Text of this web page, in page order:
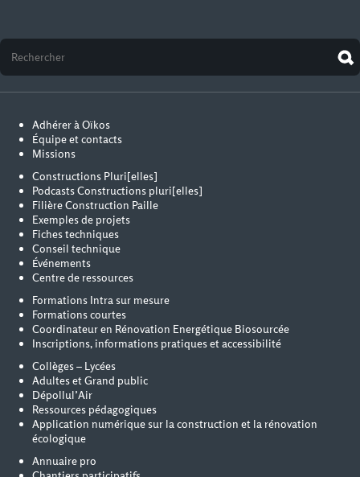
Adhérer à Oïkos
Équipe et contacts
Missions
Constructions Pluri[elles]
Podcasts Constructions pluri[elles]
Filière Construction Paille
Exemples de projets
Fiches techniques
Conseil technique
Événements
Centre de ressources
Formations Intra sur mesure
Formations courtes
Coordinateur en Rénovation Energétique Biosourcée
Inscriptions, informations pratiques et accessibilité
Collèges – Lycées
Adultes et Grand public
Dépollul’Air
Ressources pédagogiques
Application numérique sur la construction et la rénovation
écologique
Annuaire pro